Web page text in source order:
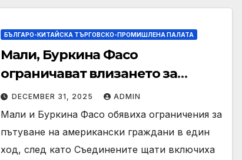
БЪЛГАРО-КИТАЙСКА ТЪРГОВСКО-ПРОМИШЛЕНА ПАЛАТА
Мали, Буркина Фасо
ограничават влизането за
граждани на САЩ в двустранно
движение
DECEMBER 31, 2025 ADMIN
Мали и Буркина Фасо обявиха ограничения за
пътуване на американски граждани в един
ход, след като Съединените щати включиха